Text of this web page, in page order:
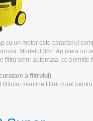
cu un motor este caracterul
Modelul 35/1 Ap ofera un
filtru semi-automata, ce
a filtrului)
filtrului mentine filtrul curat